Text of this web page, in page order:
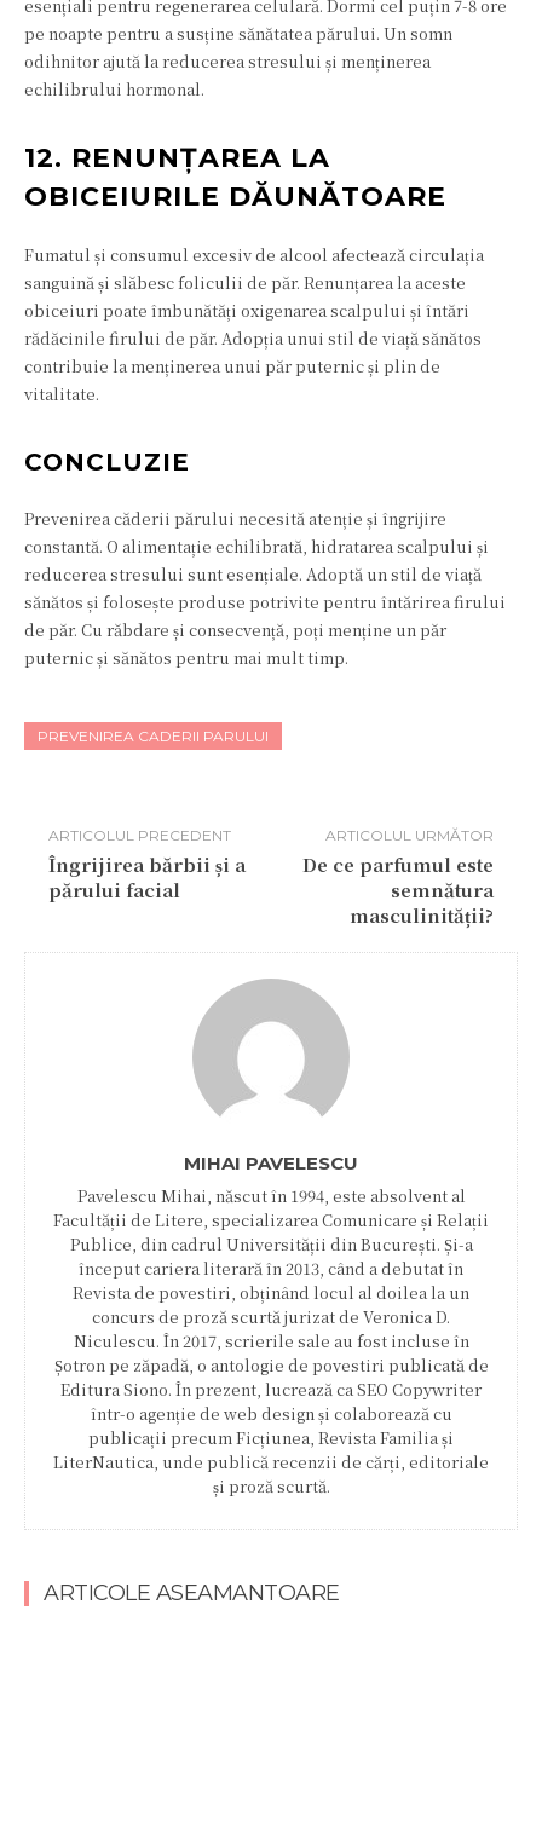
esențiali pentru regenerarea celulară. Dormi cel puțin 7-8 ore
pe noapte pentru a susține sănătatea părului. Un somn
odihnitor ajută la reducerea stresului și menținerea
echilibrului hormonal.
12. RENUNȚAREA LA
OBICEIURILE DĂUNĂTOARE
Fumatul și consumul excesiv de alcool afectează circulația
sanguină și slăbesc foliculii de păr. Renunțarea la aceste
obiceiuri poate îmbunătăți oxigenarea scalpului și întări
rădăcinile firului de păr. Adopția unui stil de viață sănătos
contribuie la menținerea unui păr puternic și plin de
vitalitate.
CONCLUZIE
Prevenirea căderii părului necesită atenție și îngrijire
constantă. O alimentație echilibrată, hidratarea scalpului și
reducerea stresului sunt esențiale. Adoptă un stil de viață
sănătos și folosește produse potrivite pentru întărirea firului
de păr. Cu răbdare și consecvență, poți menține un păr
puternic și sănătos pentru mai mult timp.
PREVENIREA CADERII PARULUI
ARTICOLUL PRECEDENT
Îngrijirea bărbii și a
părului facial
ARTICOLUL URMĂTOR
De ce parfumul este
semnătura
masculinității?
MIHAI PAVELESCU
Pavelescu Mihai, născut în 1994, este absolvent al
Facultății de Litere, specializarea Comunicare și Relații
Publice, din cadrul Universității din București. Și-a
început cariera literară în 2013, când a debutat în
Revista de povestiri, obținând locul al doilea la un
concurs de proză scurtă jurizat de Veronica D.
Niculescu. În 2017, scrierile sale au fost incluse în
Șotron pe zăpadă, o antologie de povestiri publicată de
Editura Siono. În prezent, lucrează ca SEO Copywriter
într-o agenție de web design și colaborează cu
publicații precum Ficțiunea, Revista Familia și
LiterNautica, unde publică recenzii de cărți, editoriale
și proză scurtă.
ARTICOLE ASEAMANTOARE